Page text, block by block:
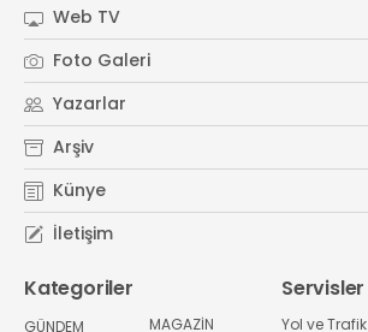
Web TV
Foto Galeri
Yazarlar
Arşiv
Künye
İletişim
Kategoriler
GÜNDEM
MAGAZİN
Servisler
Yol ve Trafik